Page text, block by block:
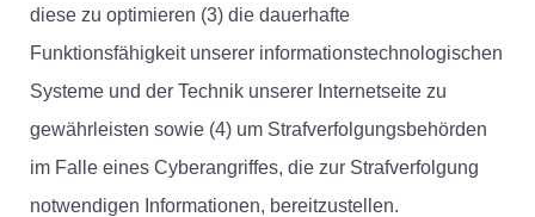
diese zu optimieren (3) die dauerhafte
Funktionsfähigkeit unserer informationstechnologischen
Systeme und der Technik unserer Internetseite zu
gewährleisten sowie (4) um Strafverfolgungsbehörden
im Falle eines Cyberangriffes, die zur Strafverfolgung
notwendigen Informationen, bereitzustellen.